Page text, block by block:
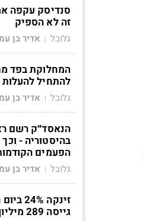
סנדיסק עקפה
זה לא הספיק
גלובל | אדיר בן
המחלוקת בפד
להתחיל
גלובל | אדיר בן
בהיסטוריה -
הפעמים
גלובל | אדיר בן
זינקה
גייסה 289 מיליון דולר בנאסד״ק